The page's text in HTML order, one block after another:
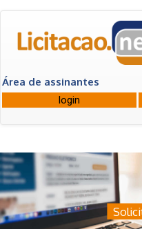
Área de assinantes